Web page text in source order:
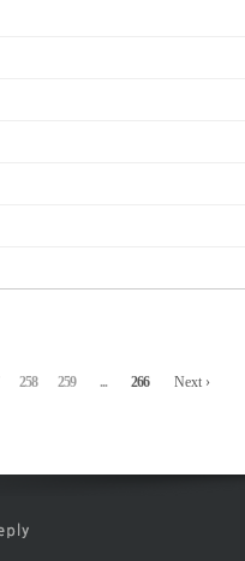
258 259 ... 266 Next ›